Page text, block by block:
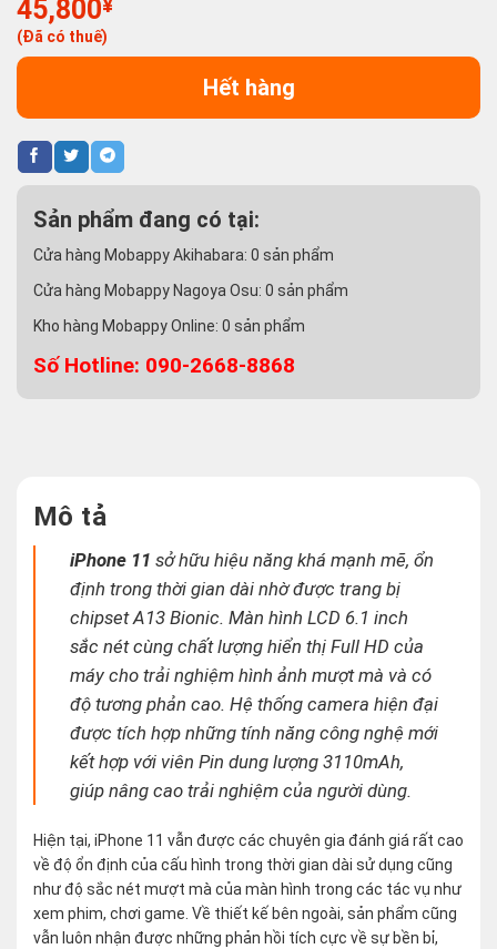
45,800¥
(Đã có thuế)
Hết hàng
Sản phẩm đang có tại:
Cửa hàng Mobappy Akihabara: 0 sản phẩm
Cửa hàng Mobappy Nagoya Osu: 0 sản phẩm
Kho hàng Mobappy Online: 0 sản phẩm
Số Hotline: 090-2668-8868
Mô tả
iPhone 11 sở hữu hiệu năng khá mạnh mẽ, ổn
định trong thời gian dài nhờ được trang bị
chipset A13 Bionic. Màn hình LCD 6.1 inch
sắc nét cùng chất lượng hiển thị Full HD của
máy cho trải nghiệm hình ảnh mượt mà và có
độ tương phản cao. Hệ thống camera hiện đại
được tích hợp những tính năng công nghệ mới
kết hợp với viên Pin dung lượng 3110mAh,
giúp nâng cao trải nghiệm của người dùng.
Hiện tại, iPhone 11 vẫn được các chuyên gia đánh giá rất cao
về độ ổn định của cấu hình trong thời gian dài sử dụng cũng
như độ sắc nét mượt mà của màn hình trong các tác vụ như
xem phim, chơi game. Về thiết kế bên ngoài, sản phẩm cũng
vẫn luôn nhận được những phản hồi tích cực về sự bền bỉ,